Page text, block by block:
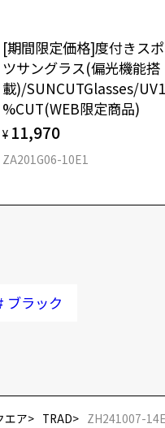
[期間限定価格]度付きス
ツサングラス(偏光機能搭
載)/SUNCUTGlasses/
%CUT(WEB限定商品)
¥ 11,970
ZA201G06-10E1
ブラック
エア TRAD ZH241007-